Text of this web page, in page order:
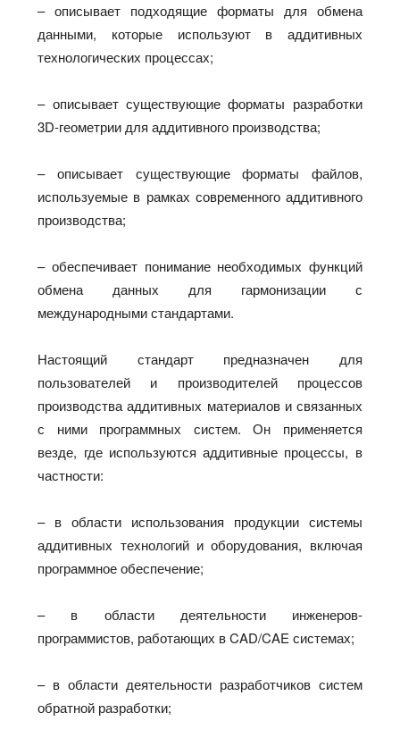
– описывает подходящие форматы для обмена
данными, которые используют в аддитивных
технологических процессах;
– описывает существующие форматы разработки
3D-геометрии для аддитивного производства;
– описывает существующие форматы файлов,
используемые в рамках современного аддитивного
производства;
– обеспечивает понимание необходимых функций
обмена данных для гармонизации с
международными стандартами.
Настоящий стандарт предназначен для
пользователей и производителей процессов
производства аддитивных материалов и связанных
с ними программных систем. Он применяется
везде, где используются аддитивные процессы, в
частности:
– в области использования продукции системы
аддитивных технологий и оборудования, включая
программное обеспечение;
– в области деятельности инженеров-
программистов, работающих в CAD/CAE системах;
– в области деятельности разработчиков систем
обратной разработки;